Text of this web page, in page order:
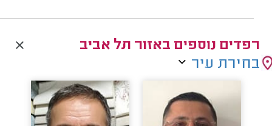
רפדים נוספים באזור תל אביב
בחירת עיר